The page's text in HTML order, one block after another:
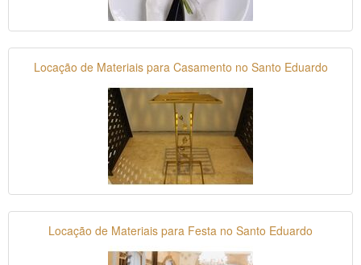
Locação de Materiais para Casamento no Santo Eduardo
Locação de Materiais para Festa no Santo Eduardo